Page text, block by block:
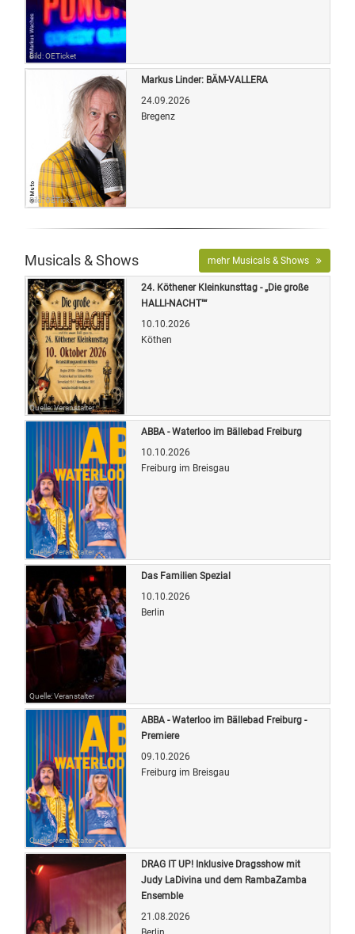
Bild: OETicket
Bild: OETicket
Markus Linder: BÄM-VALLERA
24.09.2026
Bregenz
Musicals & Shows mehr Musicals & Shows
Quelle: Veranstalter
24. Köthener Kleinkunsttag - „Die große
HALLI-NACHT"“
10.10.2026
Köthen
Quelle: Veranstalter
ABBA - Waterloo im Bällebad Freiburg
10.10.2026
Freiburg im Breisgau
Quelle: Veranstalter
Das Familien Spezial
10.10.2026
Berlin
Quelle: Veranstalter
ABBA - Waterloo im Bällebad Freiburg -
Premiere
09.10.2026
Freiburg im Breisgau
DRAG IT UP! Inklusive Dragsshow mit
Judy LaDivina und dem RambaZamba
Ensemble
21.08.2026